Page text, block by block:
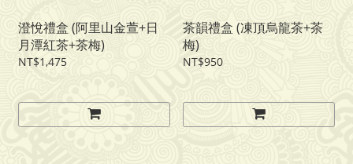
澄悅禮盒 (阿里山金萱+日
月潭紅茶+茶梅)
NT$1,475
茶韻禮盒 (凍頂烏龍茶+茶
梅)
NT$950